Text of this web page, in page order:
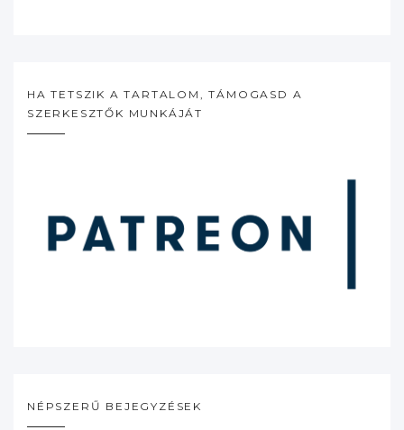
HA TETSZIK A TARTALOM, TÁMOGASD A
SZERKESZTŐK MUNKÁJÁT
NÉPSZERŰ BEJEGYZÉSEK